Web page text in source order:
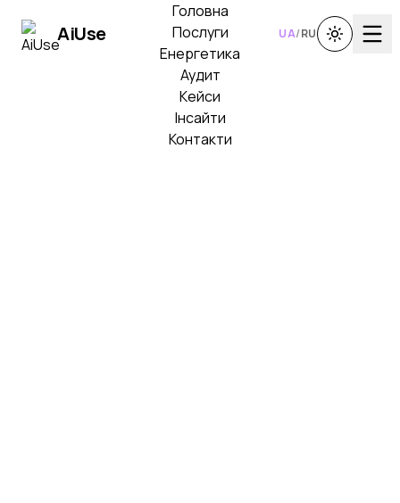
AiUse UA/RU
Головна
Послуги
Енергетика
Аудит
Кейси
Інсайти
Контакти